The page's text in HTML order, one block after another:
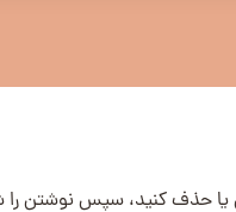
حذف کنید، سپس نوشتن را